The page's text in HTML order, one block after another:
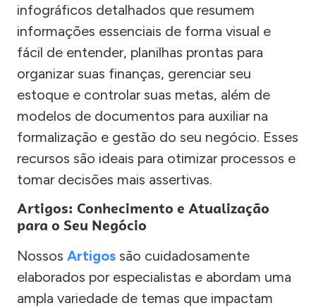
infográficos detalhados que resumem
informações essenciais de forma visual e
fácil de entender, planilhas prontas para
organizar suas finanças, gerenciar seu
estoque e controlar suas metas, além de
modelos de documentos para auxiliar na
formalização e gestão do seu negócio. Esses
recursos são ideais para otimizar processos e
tomar decisões mais assertivas.
Artigos: Conhecimento e Atualização
para o Seu Negócio
Nossos Artigos são cuidadosamente
elaborados por especialistas e abordam uma
ampla variedade de temas que impactam